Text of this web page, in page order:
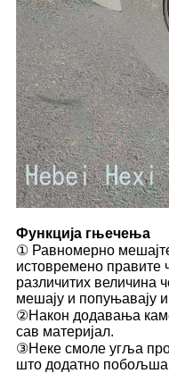
Функција гњечења
① Равномерно
истовремено правите
различитих величина
мешају и попуњавају
②Након додавања
сав материјал.
③Неке смоле угља
што додатно